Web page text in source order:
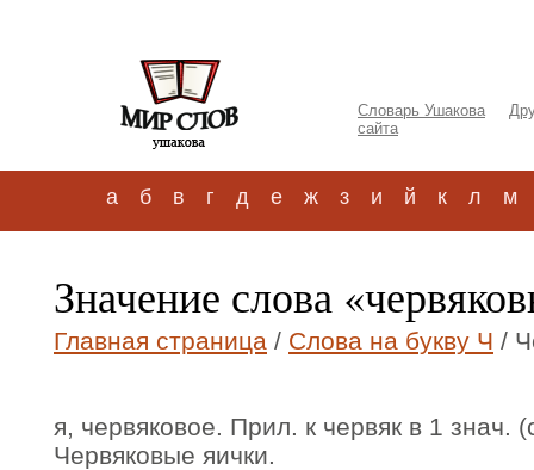
Словарь Ушакова
сайта
а б в г д е ж з и й к л м
Значение слова
Главная страница / Слова на букву Ч /
я, червяковое. Прил. к червяк в 1 знач.
Червяковые яички.